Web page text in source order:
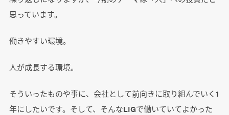
思っています。
働きやすい環境。
人が成長する環境。
そういったものや事に、会社として前向きに取り組んでいく1
年にしたいです。そして、そんなLIGで働いていてよかった